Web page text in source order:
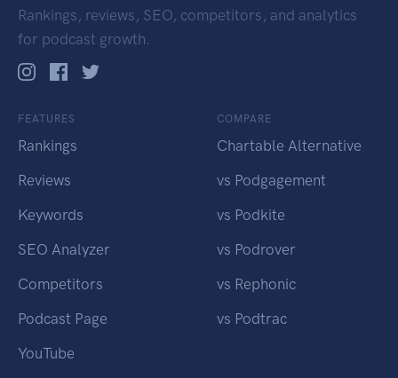
Rankings, reviews, SEO, competitors, and analytics
for podcast growth.
FEATURES
Rankings
Reviews
Keywords
SEO Analyzer
Competitors
Podcast Page
YouTube
COMPARE
Chartable Alternative
vs Podgagement
vs Podkite
vs Podrover
vs Rephonic
vs Podtrac